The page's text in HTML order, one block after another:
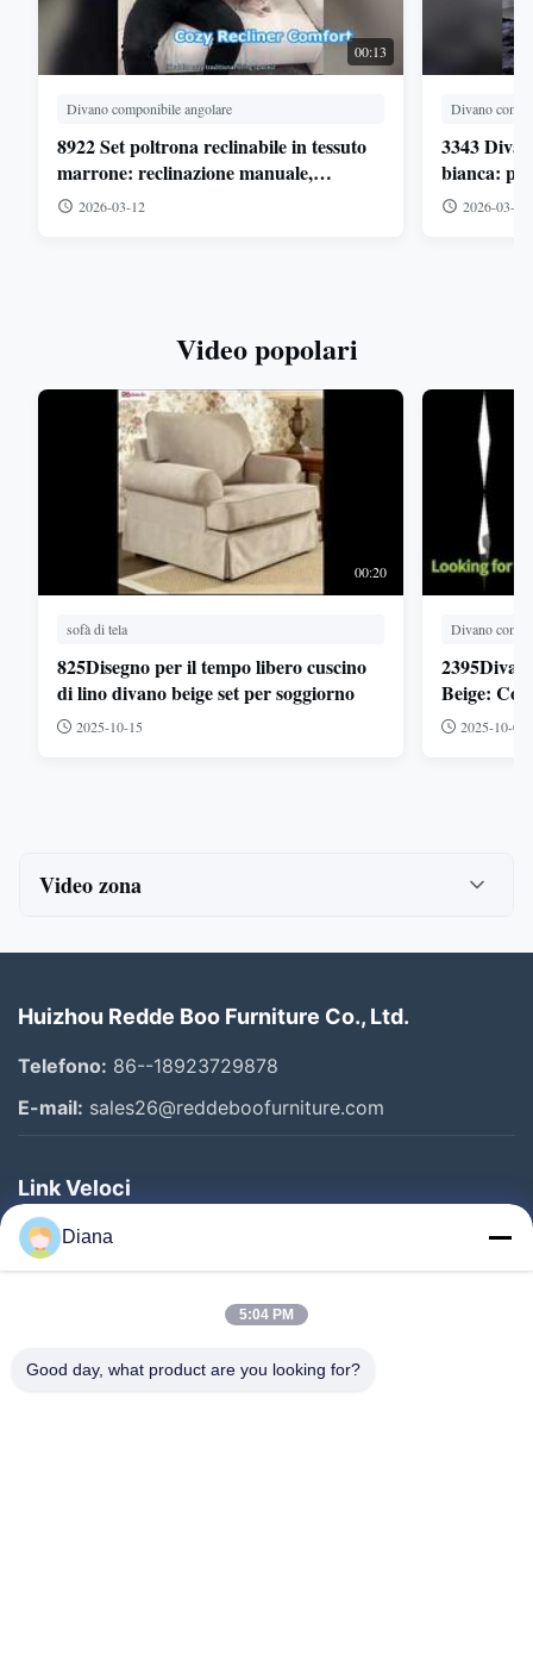
00:13
Divano componibile angolare
8922 Set poltrona reclinabile in tessuto
marrone: reclinazione manuale,
schienale alto - Ideale per la vita
2026-03-12
Divano
3343
bianca:
metallo -
2026-03-10
Video popolari
00:20
sofà di tela
825Disegno per il tempo libero cuscino
di lino divano beige set per soggiorno
2025-10-15
Divano
Beige:
per Spazi
2025-10-01
Video zona
Divano in tessuto di lino
sofà di tela
Altri video
Huizhou Redde Boo Furniture Co., Ltd.
Telefono: 86--18923729878
E-mail: sales26@reddeboofurniture.com
Link Veloci
Casa
Prodotti
Chi Siamo
Diana
5:04 PM
Good day, what product are you looking for?